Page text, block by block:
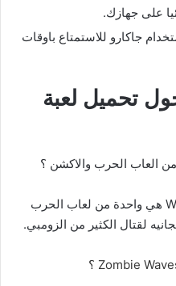
على جهازك.
جاكارو للاستمتاع باوقات
تحميل لعبة
بالتاكيد لعبة War and Order هي واحدة من لعاب الحرب
لقتال الكثير من الزومبي.